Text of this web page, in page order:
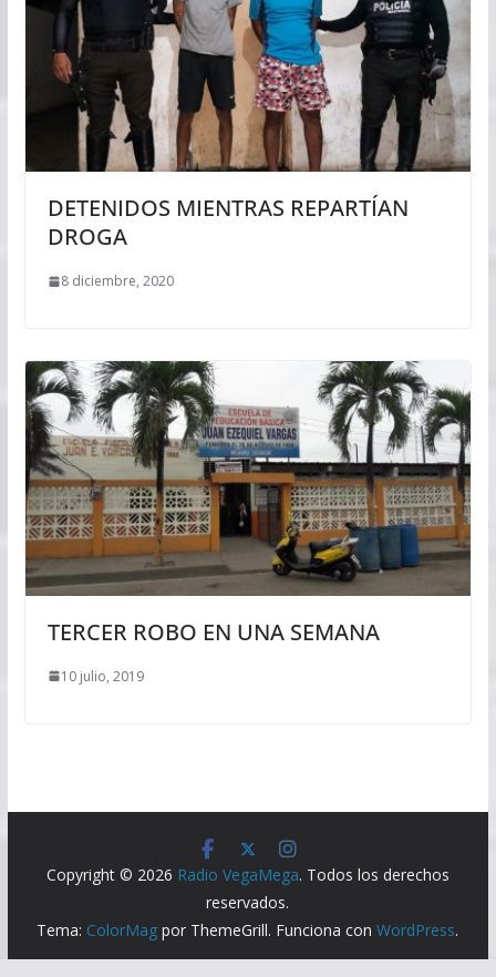
DETENIDOS MIENTRAS REPARTÍAN
DROGA
8 diciembre, 2020
TERCER ROBO EN UNA SEMANA
10 julio, 2019
Copyright © 2026 Radio VegaMega. Todos los derechos
reservados.
Tema: ColorMag por ThemeGrill. Funciona conWordPress.